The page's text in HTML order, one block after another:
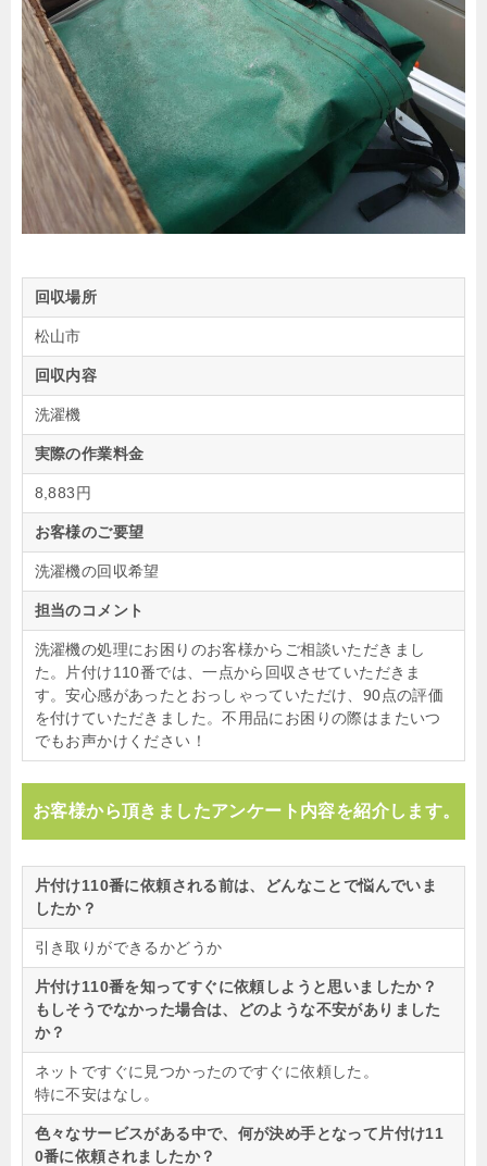
回収場所
松山市
回収内容
洗濯機
実際の作業料金
8,883円
お客様のご要望
洗濯機の回収希望
担当のコメント
洗濯機の処理にお困りのお客様からご相談いただきまし
た。片付け110番では、一点から回収させていただきま
す。安心感があったとおっしゃっていただけ、90点の評価
を付けていただきました。不用品にお困りの際はまたいつ
でもお声かけください！
お客様から頂きましたアンケート内容を紹介します。
片付け110番に依頼される前は、どんなことで悩んでいま
したか？
引き取りができるかどうか
片付け110番を知ってすぐに依頼しようと思いましたか？
もしそうでなかった場合は、どのような不安がありました
か？
ネットですぐに見つかったのですぐに依頼した。
特に不安はなし。
色々なサービスがある中で、何が決め手となって片付け11
0番に依頼されましたか？